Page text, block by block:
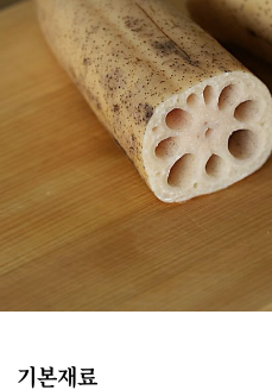
기본재료